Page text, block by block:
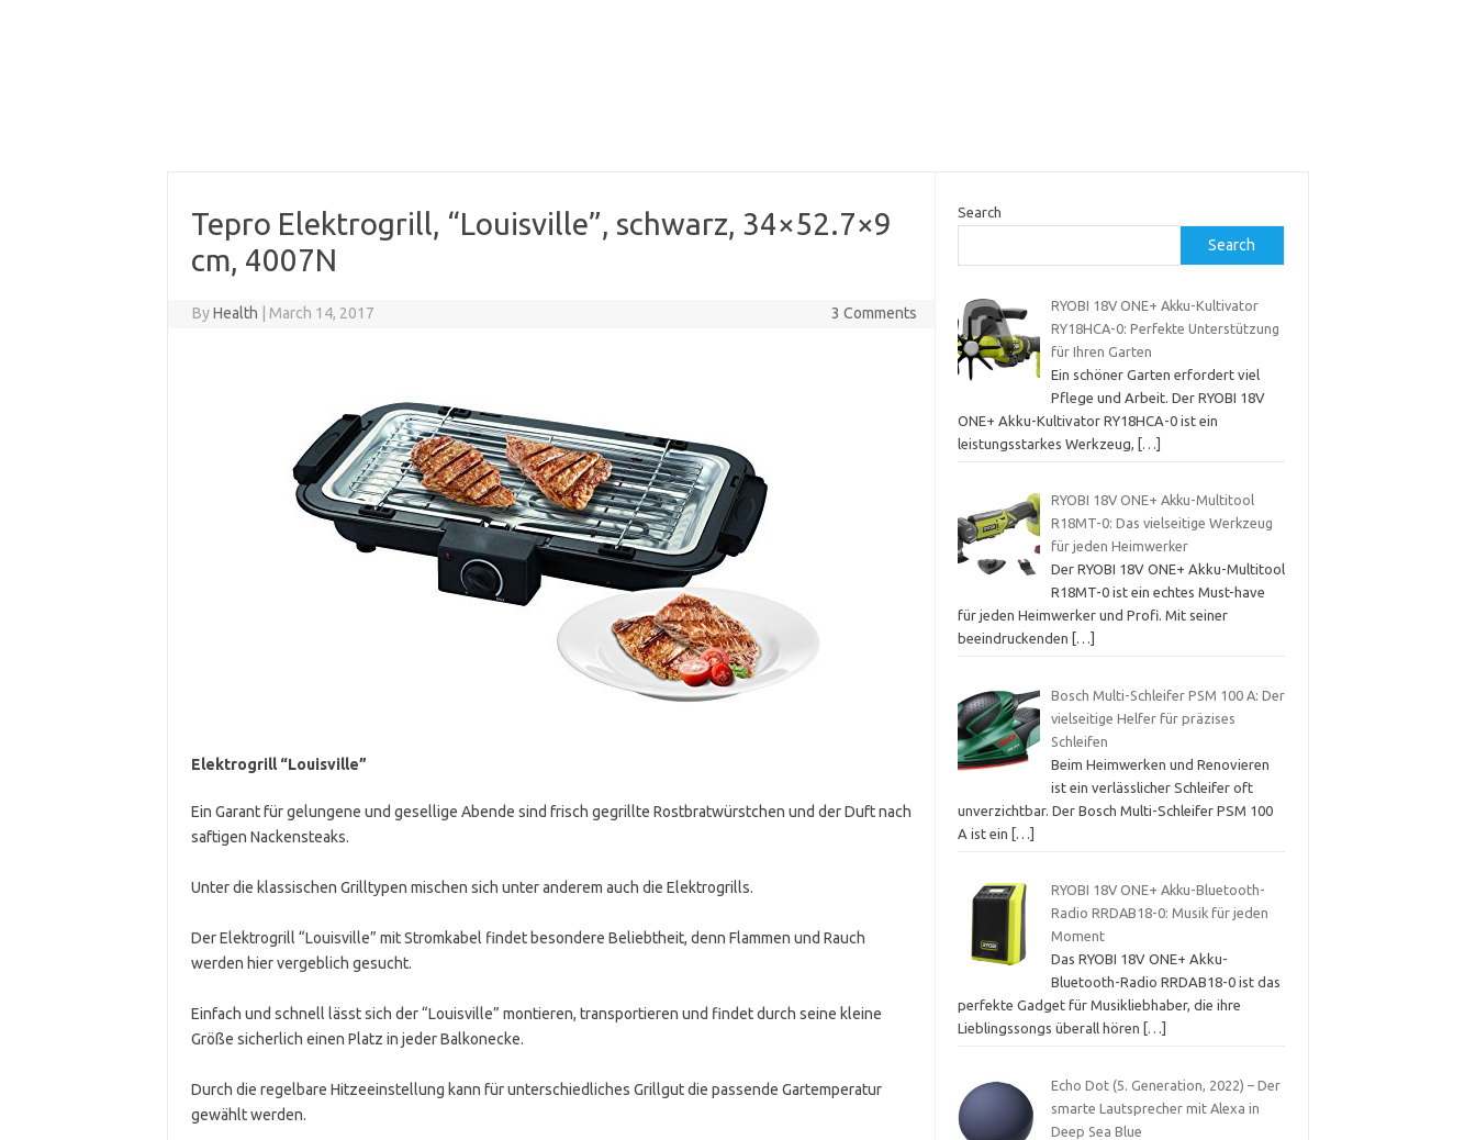
Tepro Elektrogrill, “Louisville”, schwarz, 34×52.7×9
cm, 4007N
ByHealth March 14, 2017 3 Comments
Elektrogrill “Louisville”
Ein Garant für gelungene und gesellige Abende sind frisch gegrillte Rostbratwürstchen und der Duft nach
saftigen Nackensteaks.
Unter die klassischen Grilltypen mischen sich unter anderem auch die Elektrogrills.
Der Elektrogrill “Louisville” mit Stromkabel findet besondere Beliebtheit, denn Flammen und Rauch
werden hier vergeblich gesucht.
Einfach und schnell lässt sich der “Louisville” montieren, transportieren und findet durch seine kleine
Größe sicherlich einen Platz in jeder Balkonecke.
Durch die regelbare Hitzeeinstellung kann für unterschiedliches Grillgut die passende Gartemperatur
gewählt werden.
Search
Search
RYOBI 18V ONE+ Akku-Kultivator
RY18HCA-0: Perfekte Unterstützung
für Ihren Garten
Ein schöner Garten erfordert viel
Pflege und Arbeit. Der RYOBI 18V
ONE+ Akku-Kultivator RY18HCA-0 ist ein
leistungsstarkes Werkzeug,
[…]
RYOBI 18V ONE+ Akku-Multitool
R18MT-0: Das vielseitige Werkzeug
für jeden Heimwerker
Der RYOBI 18V ONE+ Akku-Multitool
R18MT-0 ist ein echtes Must-have
für jeden Heimwerker und Profi. Mit seiner
beeindruckenden
[…]
Bosch Multi-Schleifer PSM 100 A: Der
vielseitige Helfer für präzises
Schleifen
Beim Heimwerken und Renovieren
ist ein verlässlicher Schleifer oft
unverzichtbar. Der Bosch Multi-Schleifer PSM 100
A ist ein
[…]
RYOBI 18V ONE+ Akku-Bluetooth-
Radio RRDAB18-0: Musik für jeden
Moment
Das RYOBI 18V ONE+ Akku-
Bluetooth-Radio RRDAB18-0 ist das
perfekte Gadget für Musikliebhaber, die ihre
Lieblingssongs überall hören
[…]
Echo Dot (5. Generation, 2022) – Der
smarte Lautsprecher mit Alexa in
Deep Sea Blue